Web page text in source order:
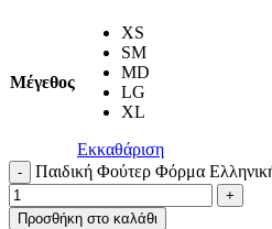
Μέγεθος
XS
SM
MD
LG
XL
Εκκαθάριση
Παιδική Φούτερ Φόρμα
Προσθήκη στο καλάθι